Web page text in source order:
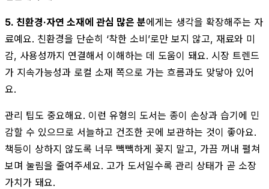
5. 친환경·자연 소재에 관심 많은 분에게는 생각을 확장해주는 자
료예요. 친환경을 단순히 ‘착한 소비’로만 보지 않고, 재료와 미
감, 사용성까지 연결해서 이해하는 데 도움이 돼요. 시장 트렌드
가 지속가능성과 로컬 소재 쪽으로 가는 흐름과도 맞닿아 있어
요.
관리 팁도 중요해요. 이런 유형의 도서는 종이 손상과 습기에 민
감할 수 있으므로 서늘하고 건조한 곳에 보관하는 것이 좋아요.
책등이 상하지 않도록 너무 빽빽하게 꽂지 말고, 가끔 꺼내 펼쳐
보며 눌림을 줄여주세요. 고가 도서일수록 관리 상태가 곧 소장
가치가 돼요.